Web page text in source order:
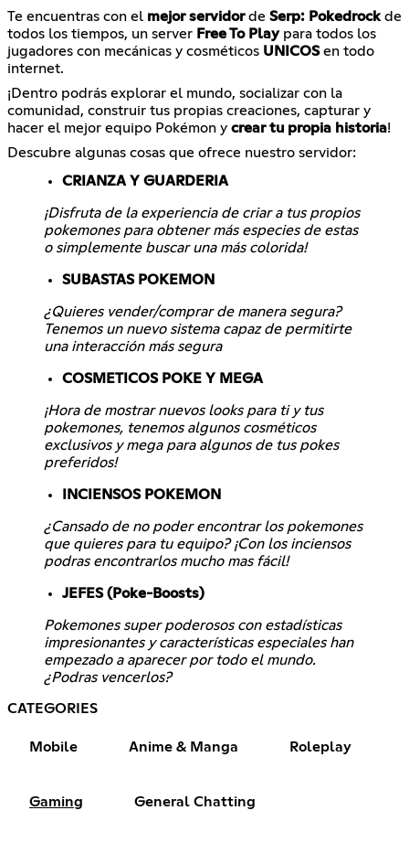
Te encuentras con el mejor servidorde Serp: Pokedrockde
todos los tiempos, un server Free To Playpara todos los
jugadores con mecánicas y cosméticos UNICOSen todo
internet.
¡Dentro podrás explorar el mundo, socializar con la
comunidad, construir tus propias creaciones, capturar y
hacer el mejor equipo Pokémon y crear tu propia historia!
Descubre algunas cosas que ofrece nuestro servidor:
CRIANZA Y GUARDERIA
¡Disfruta de la experiencia de criar a tus propios
pokemones para obtener más especies de estas
o simplemente buscar una más colorida!
SUBASTAS POKEMON
¿Quieres vender/comprar de manera segura?
Tenemos un nuevo sistema capaz de permitirte
una interacción más segura
COSMETICOS POKE Y MEGA
¡Hora de mostrar nuevos looks para ti y tus
pokemones, tenemos algunos cosméticos
exclusivos y mega para algunos de tus pokes
preferidos!
INCIENSOS POKEMON
¿Cansado de no poder encontrar los pokemones
que quieres para tu equipo? ¡Con los inciensos
podras encontrarlos mucho mas fácil!
JEFES (Poke-Boosts)
Pokemones super poderosos con estadísticas
impresionantes y características especiales han
empezado a aparecer por todo el mundo.
¿Podras vencerlos?
CATEGORIES
Mobile Anime & Manga Roleplay
Gaming General Chatting